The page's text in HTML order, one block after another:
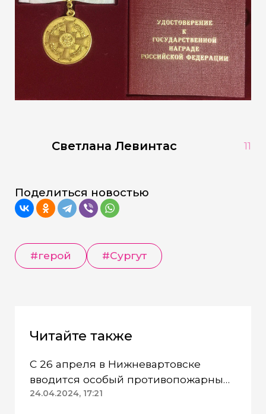
Светлана Левинтас 11
Поделиться новостью
#герой #Сургут
Читайте также
С 26 апреля в Нижневартовске
вводится особый противопожарный
режим
24.04.2024, 17:21